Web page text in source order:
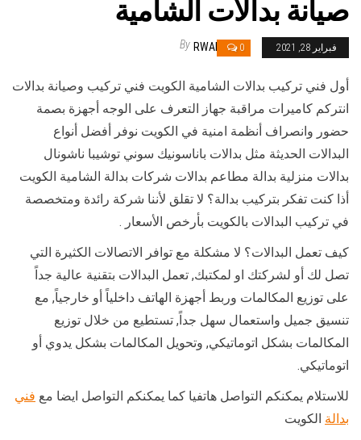
صيانة بدالات الشامية
فبراير 28, 2021 0
By RWAN
أول فني تركيب بدالات الشامية الكويت فني تركيب وصيانة بدالات
انتركم كاميرات مراقبة جهاز التعرف على الوجه أجهزة بصمة
حضور وانصراف أنظمة امنية في الكويت نوفر أفضل أنواع
البدالات الحديثة مثل بدالات باناسونيك سوني توشيبا ناشونال
بدالات منزلية بدالة مطاعم بدالات شركات بدالة الشامية الكويت
أذا كنت تفكر بتركيب بدالة؟ لا تقلق لأننا شركة رائدة ومتخصصة
في تركيب البدالات بالكويت بأرخص الأسعار .
كيف تعمل البدالات؟ لا مشكلة مع توافر الاتصالات الكثيرة التي
تصل لك أو لشركتك او لمكتبك, تعمل البدالات بتقنية عالية جداً
على توزيع المكالمات وربط أجهزة الهاتف داخلياً أو خارجياً, مع
تنسيق جميل واستعمال سهل جداً, تستطيع من خلال توزيع
المكالمات بشكل اتوماتيكي, وتحويل المكالمات بشكل يدوي أو
اتوماتيكي.
للاستلام يمكنكم التواصل هاتفيا كما يمكنكم التواصل ايضا مع فني
بدالة الكويت